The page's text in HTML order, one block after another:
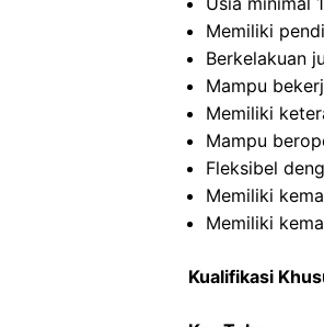
Memiliki
Berkelakuan
Mampu
Memiliki
Mampu
Fleksibel
Memiliki
Memiliki
Kualifikasi